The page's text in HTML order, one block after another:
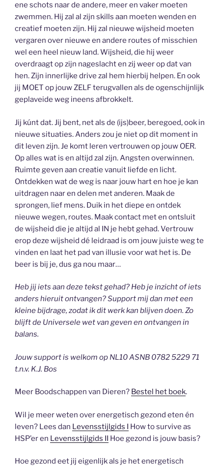
ene schots naar de andere, meer en vaker moeten
zwemmen. Hij zal al zijn skills aan moeten wenden en
creatief moeten zijn. Hij zal nieuwe wijsheid moeten
vergaren over nieuwe en andere routes of misschien
wel een heel nieuw land. Wijsheid, die hij weer
overdraagt op zijn nageslacht en zij weer op dat van
hen. Zijn innerlijke drive zal hem hierbij helpen. En ook
jij MOET op jouw ZELF terugvallen als de ogenschijnlijk
geplaveide weg ineens afbrokkelt.
Jij kúnt dat. Jij bent, net als de (ijs)beer, beregoed, ook in
nieuwe situaties. Anders zou je niet op dit moment in
dit leven zijn. Je komt leren vertrouwen op jouw OER.
Op alles wat is en altijd zal zijn. Angsten overwinnen.
Ruimte geven aan creatie vanuit liefde en licht.
Ontdekken wat de weg is naar jouw hart en hoe je kan
uitdragen naar en delen met anderen. Maak de
sprongen, lief mens. Duik in het diepe en ontdek
nieuwe wegen, routes. Maak contact met en ontsluit
de wijsheid die je altijd al IN je hebt gehad. Vertrouw
erop deze wijsheid dé leidraad is om jouw juiste weg te
vinden en laat het pad van illusie voor wat het is. De
beer is bij je, dus ga nou maar…
Heb jij iets aan deze tekst gehad? Heb je inzicht of iets
anders hieruit ontvangen? Support mij dan met een
kleine bijdrage, zodat ik dit werk kan blijven doen. Zo
blijft de Universele wet van geven en ontvangen in
balans.
Jouw support is welkom op NL10 ASNB 0782 5229 71
t.n.v. K.J. Bos
Meer Boodschappen van Dieren? Bestel het boek.
Wil je meer weten over energetisch gezond eten én
leven? Lees dan Levensstijlgids I How to survive as
HSP’er en Levensstijlgids II Hoe gezond is jouw basis?
Hoe gezond eet jij eigenlijk als je het energetisch